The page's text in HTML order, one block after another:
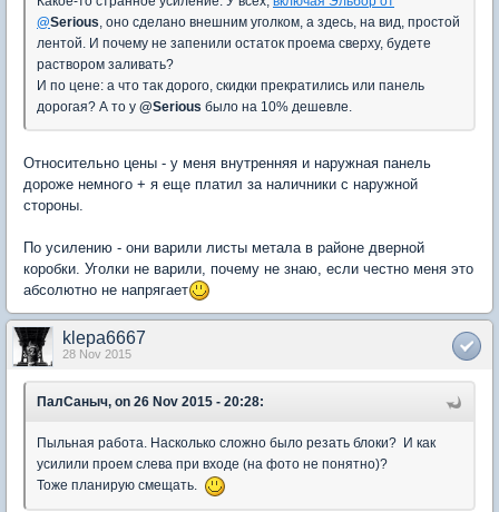
@Serious , оно сделано внешним уголком, а здесь, на вид, простой
лентой. И почему не запенили остаток проема сверху, будете
раствором заливать?
И по цене: а что так дорого, скидки прекратились или панель
дорогая? А то у @Serious было на 10% дешевле.
Относительно цены - у меня внутренняя и наружная панель
дороже немного + я еще платил за наличники с наружной
стороны.
По усилению - они варили листы метала в районе дверной
коробки. Уголки не варили, почему не знаю, если честно меня это
абсолютно не напрягает
klepa6667
28 Nov 2015
ПалСаныч, on 26 Nov 2015 - 20:28:
Пыльная работа. Насколько сложно было резать блоки? И как
усилили проем слева при входе (на фото не понятно)?
Тоже планирую смещать.